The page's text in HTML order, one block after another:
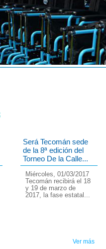
Será Tecomán sede
de la 8ª edición del
Torneo De la Calle...
Miércoles, 01/03/2017
Tecomán recibirá el 18
y 19 de marzo de
2017, la fase estatal...
Ver más